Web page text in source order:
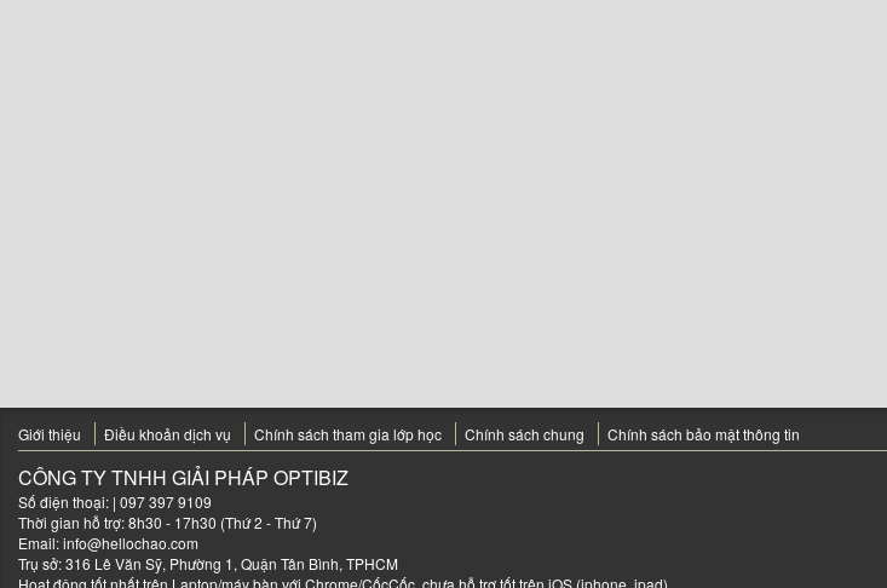
Giới thiệu Điều khoản dịch vụ Chính sách tham gia lớp học Chính sách chung Chính sách bảo mật thông tin
CÔNG TY TNHH GIẢI PHÁP OPTIBIZ
Số điện thoại: | 097 397 9109
Thời gian hỗ trợ: 8h30 - 17h30 (Thứ 2 - Thứ 7)
Email:info@hellochao.com
Trụ sở: 316 Lê Văn Sỹ, Phường 1, Quận Tân Bình, TPHCM
Hoạt động tốt nhất trên Laptop/máy bàn với Chrome/CốcCốc, chưa hỗ trợ tốt trên iOS (iphone, ipad)